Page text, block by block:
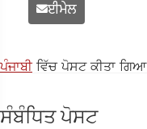
ਈਮੇਲ
ਪੰਜਾਬੀਵਿੱਚ ਪੋਸਟ ਕੀਤਾ ਗਿਆ
ਸੰਬੰਧਿਤ ਪੋਸਟ